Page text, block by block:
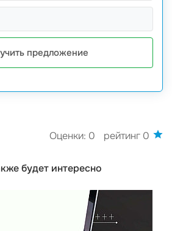
предложение
Оценки: 0 рейтинг 0
будет интересно